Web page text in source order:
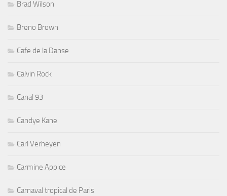
Brad Wilson
Breno Brown
Cafe de la Danse
Calvin Rock
Canal 93
Candye Kane
Carl Verheyen
Carmine Appice
Carnaval tropical de Paris